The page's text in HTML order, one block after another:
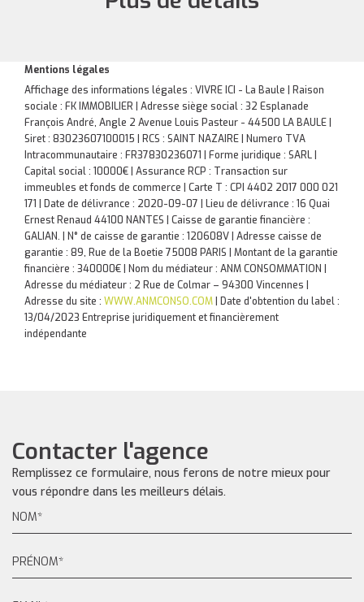
Mentions légales
Affichage des informations légales : VIVRE ICI - La Baule | Raison
sociale : FK IMMOBILIER | Adresse siège social : 32 Esplanade
François André, Angle 2 Avenue Louis Pasteur - 44500 LA BAULE |
Siret : 83023607100015 | RCS : SAINT NAZAIRE | Numero TVA
Intracommunautaire : FR37830236071 | Forme juridique : SARL |
Capital social : 10000€ | Assurance RCP : Transaction sur
immeubles et fonds de commerce | Carte T : CPI 4402 2017 000 021
171 | Date de délivrance : 2020-09-07 | Lieu de délivrance : 16 Quai
Ernest Renaud 44100 NANTES | Caisse de garantie financière :
GALIAN. | N° de caisse de garantie : 120608V | Adresse caisse de
garantie : 89, Rue de la Boetie 75008 PARIS | Montant de la garantie
financière : 340000€ | Nom du médiateur : ANM CONSOMMATION |
Adresse du médiateur : 2 Rue de Colmar – 94300 Vincennes |
Adresse du site : WWW.ANMCONSO.COM | Date d'obtention du label :
13/04/2023 Entreprise juridiquement et financièrement
indépendante
Contacter l'agence
Remplissez ce formulaire, nous ferons de notre mieux pour
vous répondre dans les meilleurs délais.